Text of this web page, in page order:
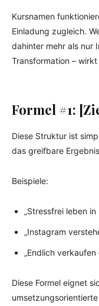
Kursnamen
Einladung zugleich.
dahinter mehr als nur
Transformation –
Formel #1:
Diese Struktur ist
das greifbare
Beispiele:
„Stressfrei leben in
„Instagram
„Endlich
Diese Formel eignet